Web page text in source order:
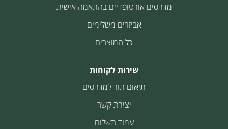
מדרסים אורטופדיים בהתאמה אישית
אביזרים משלימים
כל המוצרים
שירות לקוחות
תיאום תור למדרסים
יצירת קשר
עמוד תשלום